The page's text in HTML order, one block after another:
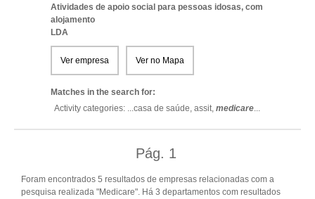
Atividades de apoio social para pessoas idosas, com
alojamento
LDA
Ver empresa Ver no Mapa
Matches in the search for:
Activity categories: ...casa de saúde, assit, medicare...
Pág. 1
Foram encontrados 5 resultados de empresas relacionadas com a
pesquisa realizada "Medicare". Há 3 departamentos com resultados